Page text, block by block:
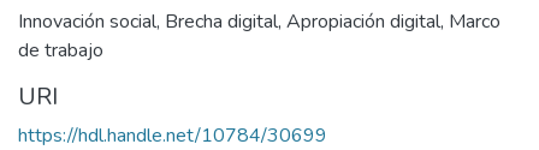
Innovación social, Brecha digital, Apropiación digital, Marco
de trabajo
URI
https://hdl.handle.net/10784/30699